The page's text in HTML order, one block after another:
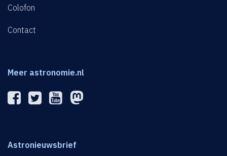
Colofon
Contact
Meer astronomie.nl
Astronieuwsbrief